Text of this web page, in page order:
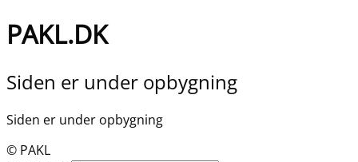
PAKL.DK
Siden er under opbygning
Siden er under opbygning
© PAKL